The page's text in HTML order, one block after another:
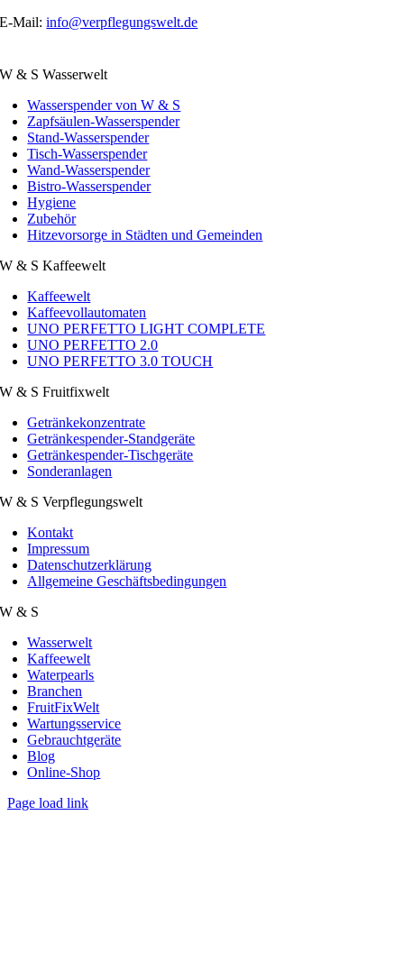
E-Mail:info@verpflegungswelt.de
W & S Wasserwelt
Wasserspender von W & S
Zapfsäulen-Wasserspender
Stand-Wasserspender
Tisch-Wasserspender
Wand-Wasserspender
Bistro-Wasserspender
Hygiene
Zubehör
Hitzevorsorge in Städten und Gemeinden
W & S Kaffeewelt
Kaffeewelt
Kaffeevollautomaten
UNO PERFETTO LIGHT COMPLETE
UNO PERFETTO 2.0
UNO PERFETTO 3.0 TOUCH
W & S Fruitfixwelt
Getränkekonzentrate
Getränkespender-Standgeräte
Getränkespender-Tischgeräte
Sonderanlagen
W & S Verpflegungswelt
Kontakt
Impressum
Datenschutzerklärung
Allgemeine Geschäftsbedingungen
W & S
Wasserwelt
Kaffeewelt
Waterpearls
Branchen
FruitFixWelt
Wartungsservice
Gebrauchtgeräte
Blog
Online-Shop
Page load link